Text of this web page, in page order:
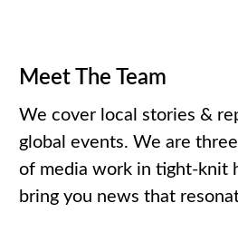
Meet The Team
We cover local stories &
global events. We are
of media work in tight-knit
bring you news that